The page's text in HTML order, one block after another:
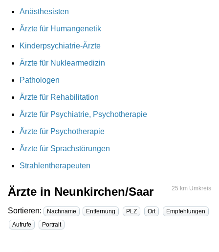
Anästhesisten
Ärzte für Humangenetik
Kinderpsychiatrie-Ärzte
Ärzte für Nuklearmedizin
Pathologen
Ärzte für Rehabilitation
Ärzte für Psychiatrie, Psychotherapie
Ärzte für Psychotherapie
Ärzte für Sprachstörungen
Strahlentherapeuten
Ärzte in Neunkirchen/Saar 25 km Umkreis
Sortieren: Nachname Entfernung PLZ Ort
Empfehlungen
Aufrufe
Portrait